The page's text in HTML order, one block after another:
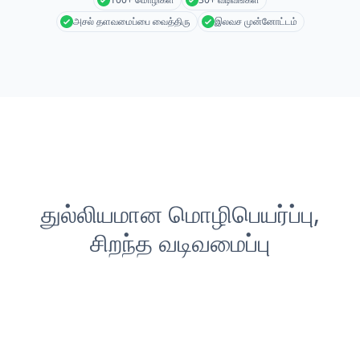
அசல் தளவமைப்பை வைத்திரு
இலவச முன்னோட்டம்
துல்லியமான மொழிபெயர்ப்பு,
சிறந்த வடிவமைப்பு